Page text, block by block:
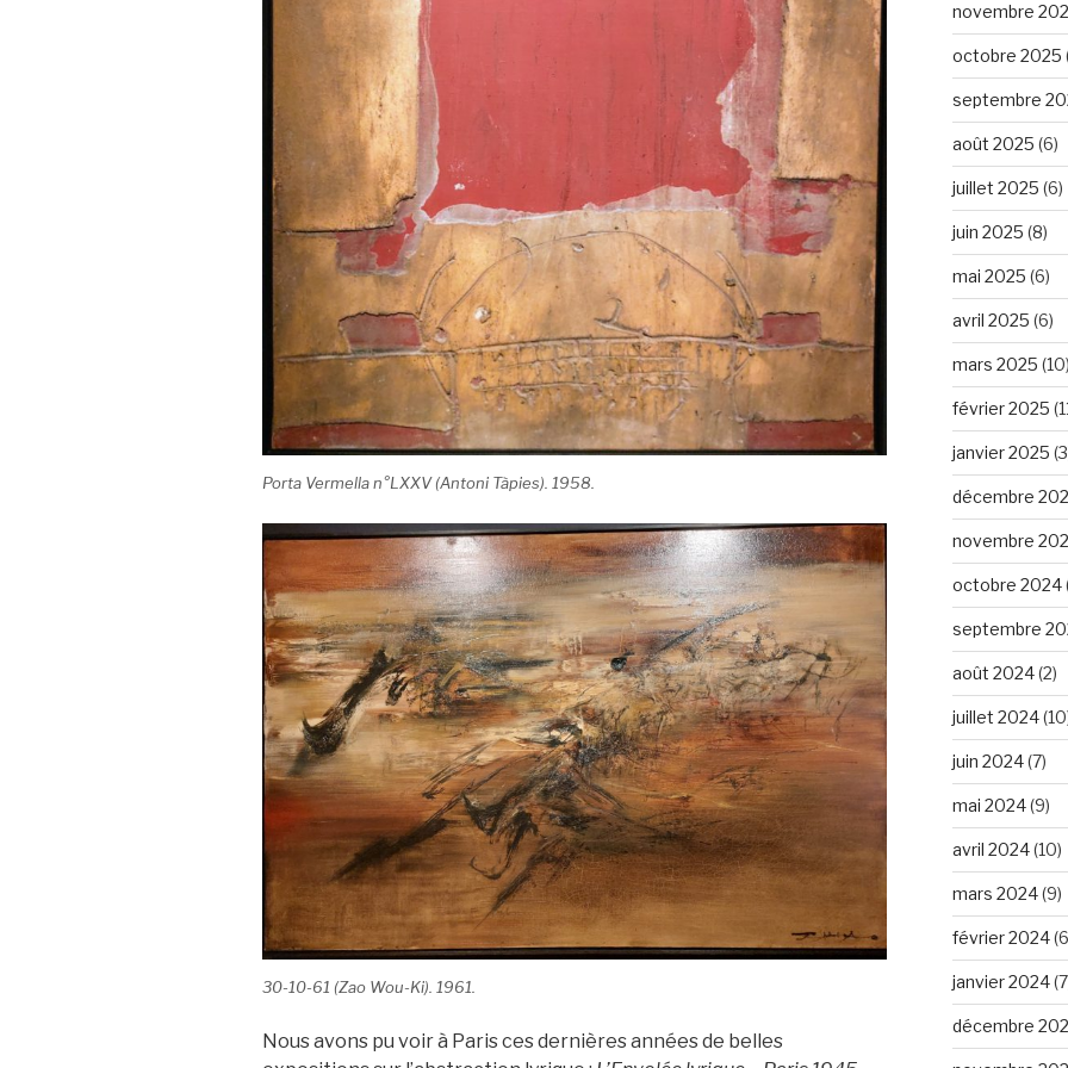
Porta Vermella n°LXXV (Antoni Tàpies). 1958.
30-10-61 (Zao Wou-Ki). 1961.
Nous avons pu voir à Paris ces dernières années de belles
novembre
octobre 2025
septembre
août 2025 (6)
juillet 2025 (6)
juin 2025 (8)
mai 2025 (6)
avril 2025 (6)
mars 2025 (10)
février 2025
janvier 2025
décembre
novembre
octobre 2024
septembre
août 2024(2)
juillet 2024
juin 2024(7)
mai 2024(9)
avril 2024(10)
mars 2024(9)
février 2024
janvier 2024
décembre